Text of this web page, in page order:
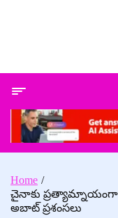
Home
చైనాకు
అబాట్ ప్రశంసలు